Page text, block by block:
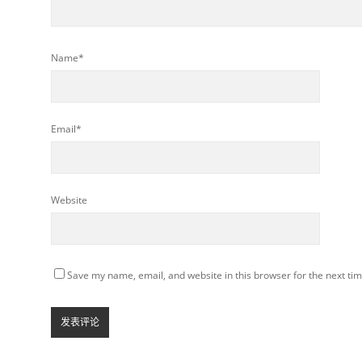
Name*
Email*
Website
Save my name, email, and website in this browser for the next